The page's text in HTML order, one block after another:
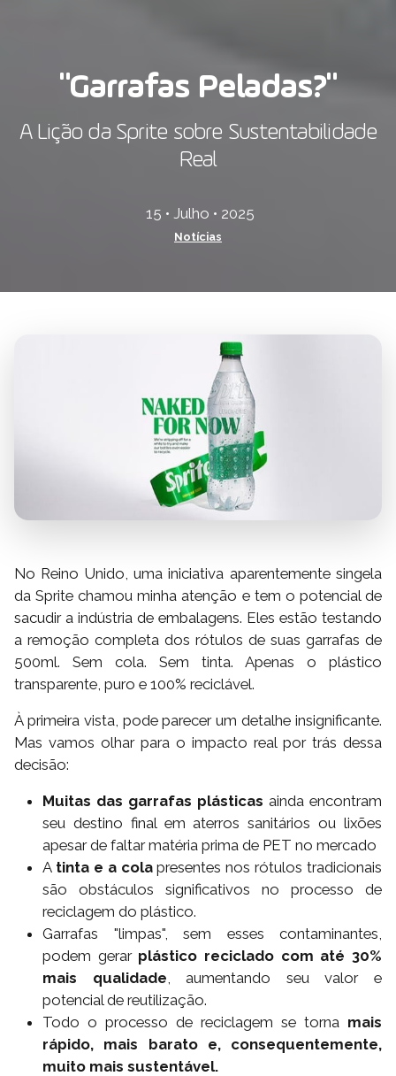
"Garrafas Peladas?"
A Lição da Sprite sobre Sustentabilidade
Real
15 • Julho • 2025
Notícias
No Reino Unido, uma iniciativa aparentemente singela
da Sprite chamou minha atenção e tem o potencial de
sacudir a indústria de embalagens. Eles estão testando
a remoção completa dos rótulos de suas garrafas de
500ml. Sem cola. Sem tinta. Apenas o plástico
transparente, puro e 100% reciclável.
À primeira vista, pode parecer um detalhe insignificante.
Mas vamos olhar para o impacto real por trás dessa
decisão:
Muitas das garrafas plásticas ainda encontram
seu destino final em aterros sanitários ou lixões
apesar de faltar matéria prima de PET no mercado
A tinta e a colapresentes nos rótulos tradicionais
são obstáculos significativos no processo de
reciclagem do plástico.
Garrafas "limpas", sem esses contaminantes,
podem gerar plástico reciclado com até 30%
mais qualidade , aumentando seu valor e
potencial de reutilização.
Todo o processo de reciclagem se torna mais
rápido, mais barato e, consequentemente,
muito mais sustentável.